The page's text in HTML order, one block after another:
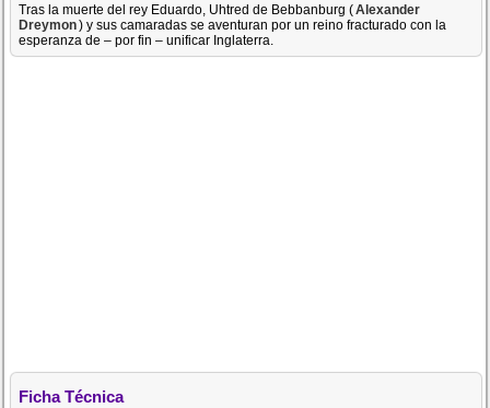
Tras la muerte del rey Eduardo, Uhtred de Bebbanburg (Alexander
Dreymon) y sus camaradas se aventuran por un reino fracturado con la
esperanza de – por fin – unificar Inglaterra.
Ficha Técnica